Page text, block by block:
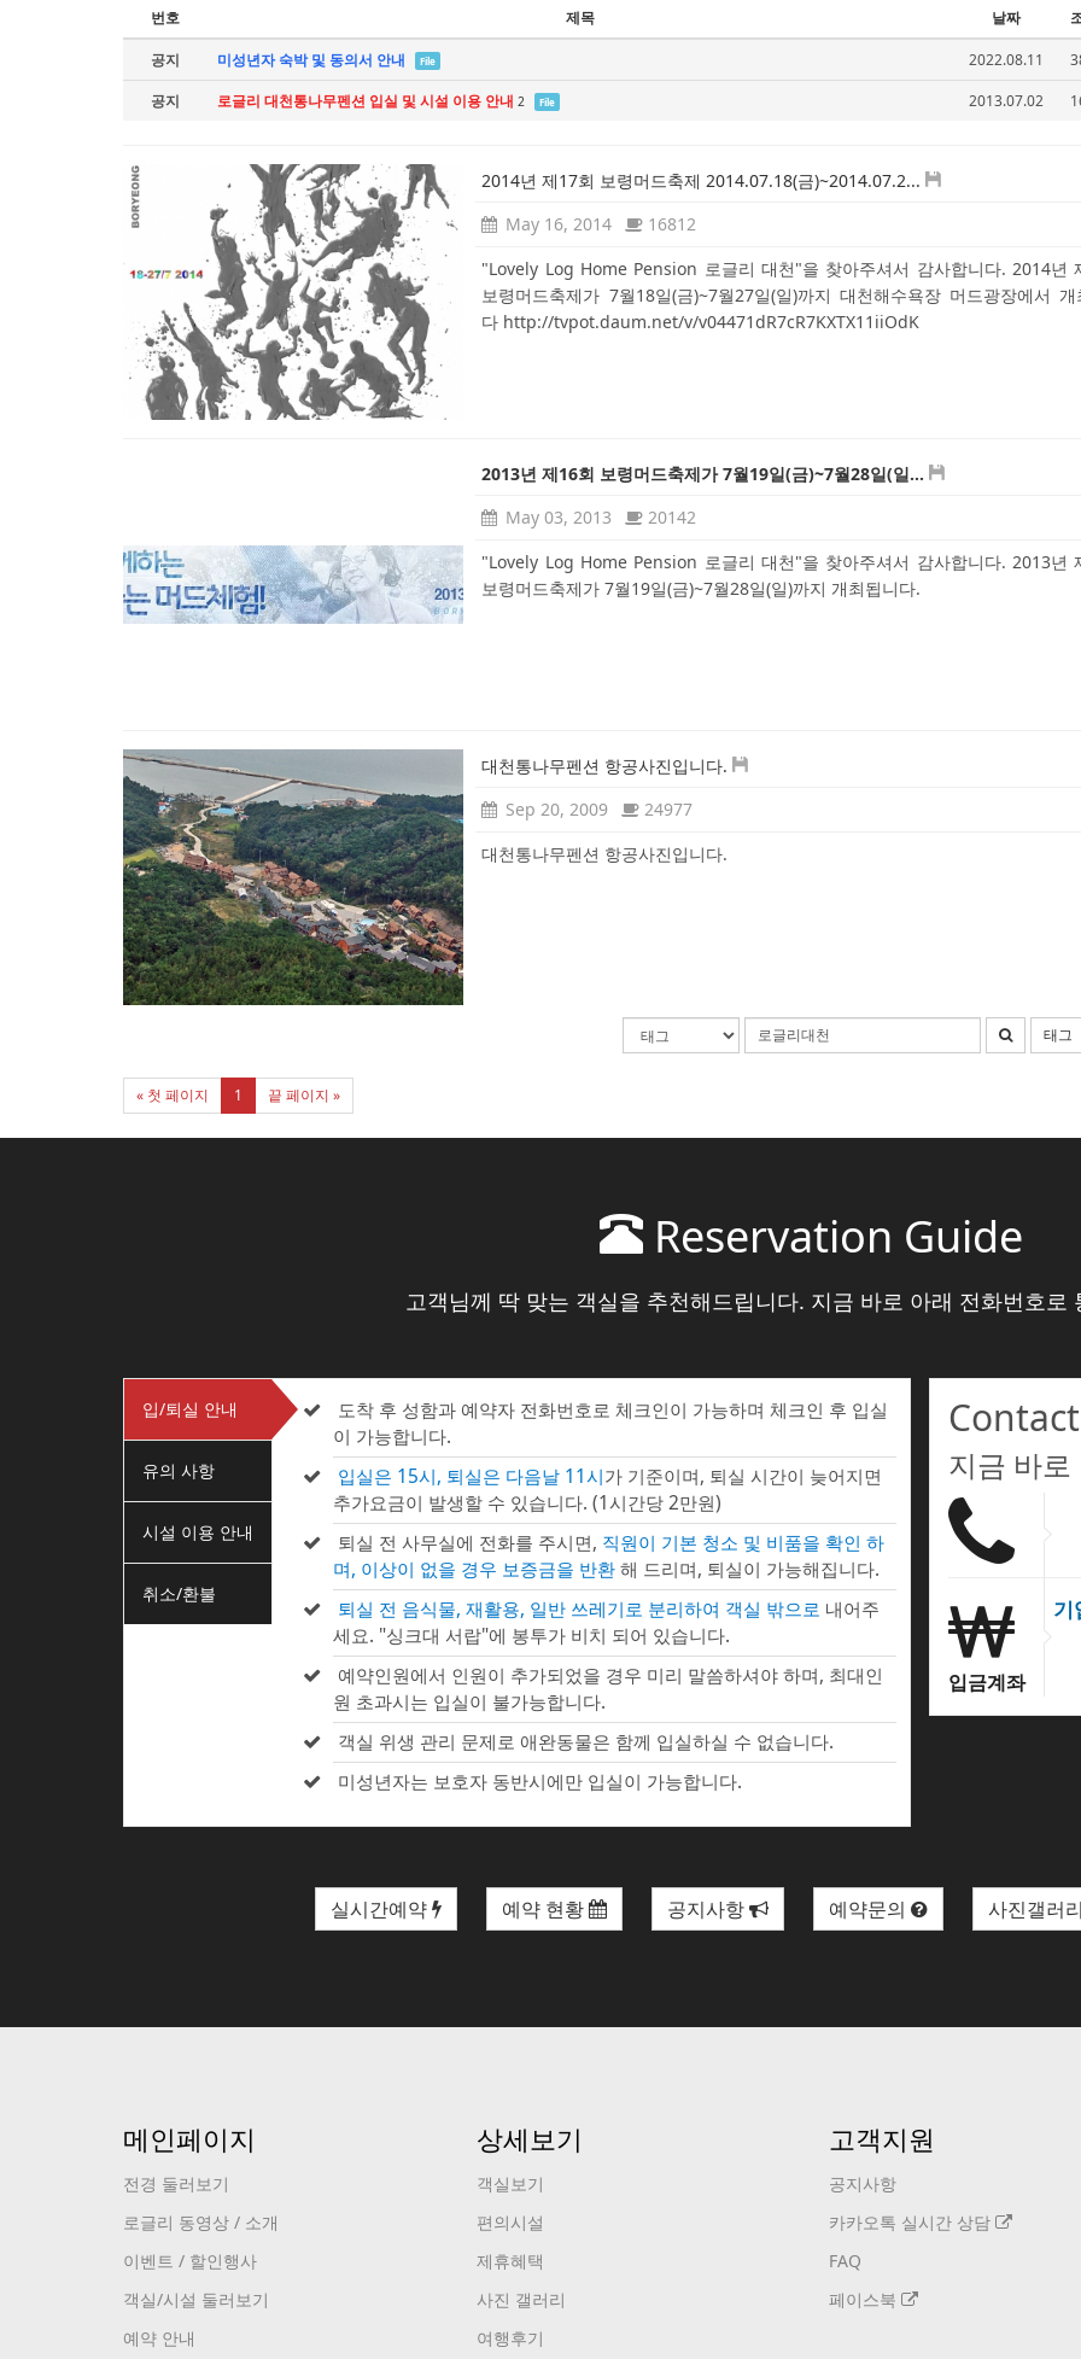
번호 제목 날짜
공지 미성년자 숙박 및 동의서 안내 File 2022.08.11
공지
로글리 대천통나무펜션 입실 및 시설 이용 안내 2 File 2013.07.02
2014년 제17회 보령머드축제 2014.07.18(금)~2014.07.2...
May 16, 2014
16812
"Lovely Log Home Pension 로글리 대천"을 찾아주셔서 감사합니다. 2014년
보령머드축제가 7월18일(금)~7월27일(일)까지 대천해수욕장 머드광장에서 개
다 http://tvpot.daum.net/v/v04471dR7cR7KXTX11iiOdK
2013년 제16회 보령머드축제가 7월19일(금)~7월28일(일...
May 03, 2013
20142
"Lovely Log Home Pension 로글리 대천"을 찾아주셔서 감사합니다. 2013년
보령머드축제가 7월19일(금)~7월28일(일)까지 개최됩니다.
대천통나무펜션 항공사진입니다.
Sep 20, 2009
24977
대천통나무펜션 항공사진입니다.
태그
« 첫 페이지 1 끝 페이지 »
Reservation Guide
고객님께 딱 맞는 객실을 추천해드립니다. 지금 바로 아래 전화번호로
입/퇴실 안내
유의 사항
시설 이용 안내
취소/환불
도착 후 성함과 예약자 전화번호로 체크인이 가능하며 체크인 후 입실
이 가능합니다.
입실은 15시, 퇴실은 다음날 11시가 기준이며, 퇴실 시간이 늦어지면
추가요금이 발생할 수 있습니다. (1시간당 2만원)
퇴실 전 사무실에 전화를 주시면, 직원이 기본 청소 및 비품을 확인 하
며, 이상이 없을 경우 보증금을 반환해 드리며, 퇴실이 가능해집니다.
퇴실 전 음식물, 재활용, 일반 쓰레기로 분리하여 객실 밖으로 내어주
세요. "싱크대 서랍"에 봉투가 비치 되어 있습니다.
예약인원에서 인원이 추가되었을 경우 미리 말씀하셔야 하며, 최대인
원 초과시는 입실이 불가능합니다.
객실 위생 관리 문제로 애완동물은 함께 입실하실 수 없습니다.
미성년자는 보호자 동반시에만 입실이 가능합니다.
지금 바
입금계좌
기
실시간예약 예약 현황 공지사항 예약문의 사진갤러
메인페이지
전경 둘러보기
로글리 동영상 / 소개
이벤트 / 할인행사
객실/시설 둘러보기
예약 안내
상세보기
객실보기
편의시설
제휴혜택
사진 갤러리
여행후기
고객지원
공지사항
카카오톡 실시간 상담
FAQ
페이스북